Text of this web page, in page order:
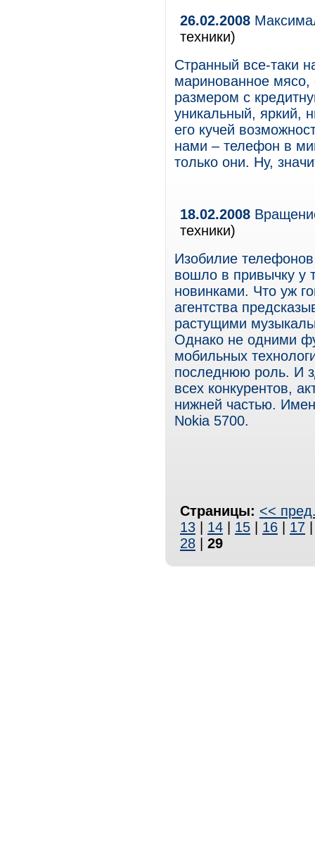
26.02.2008
техники)
Странный все-таки
маринованное
размером с
уникальный, яркий,
его кучей
нами – телефон в
только они. Ну,
18.02.2008
техники)
Изобилие
вошло в привычку у
новинками. Что уж
агентства
растущими
Однако не одними
мобильных
последнюю роль. И
всех конкурентов,
нижней частью.
Nokiа 5700.
Страницы: <<
13
14 15 16 17
28
29